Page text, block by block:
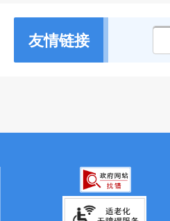
友情链接